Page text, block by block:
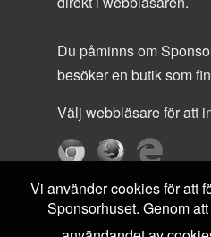
Du påminns om
besöker en butik som
Välj webbläsare för att
Vi använder cookies för att
Sponsorhuset. Genom